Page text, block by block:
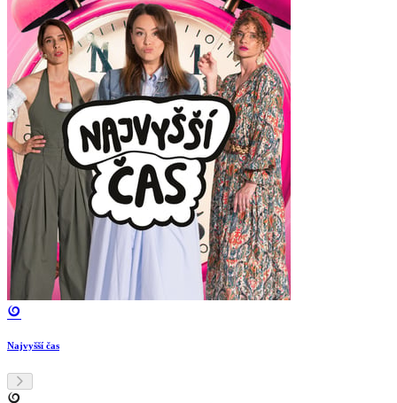
Najvyšší čas